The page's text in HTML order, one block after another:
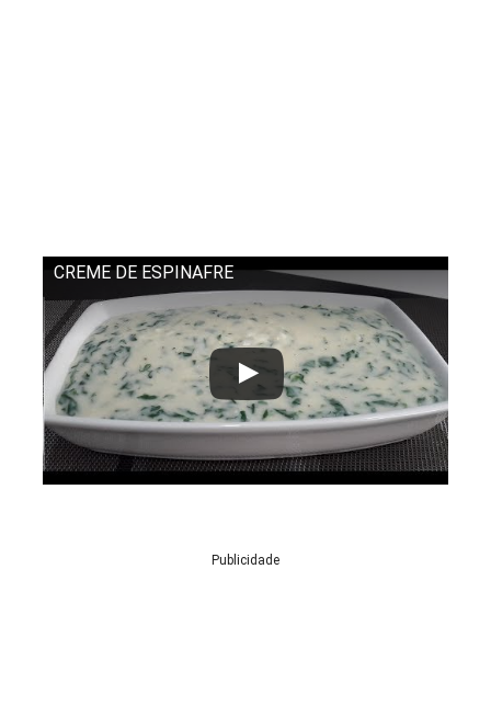
CREME DE ESPINAFRE
Publicidade